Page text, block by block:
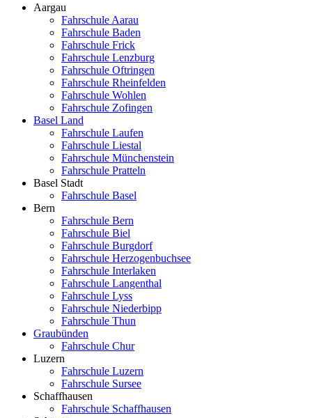
Aargau
Fahrschule Aarau
Fahrschule Baden
Fahrschule Frick
Fahrschule Lenzburg
Fahrschule Oftringen
Fahrschule Rheinfelden
Fahrschule Wohlen
Fahrschule Zofingen
Basel Land
Fahrschule Laufen
Fahrschule Liestal
Fahrschule Münchenstein
Fahrschule Pratteln
Basel Stadt
Fahrschule Basel
Bern
Fahrschule Bern
Fahrschule Biel
Fahrschule Burgdorf
Fahrschule Herzogenbuchsee
Fahrschule Interlaken
Fahrschule Langenthal
Fahrschule Lyss
Fahrschule Niederbipp
Fahrschule Thun
Graubünden
Fahrschule Chur
Luzern
Fahrschule Luzern
Fahrschule Sursee
Schaffhausen
Fahrschule Schaffhausen